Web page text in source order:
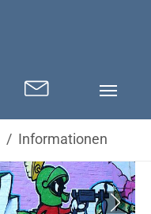
Informationen